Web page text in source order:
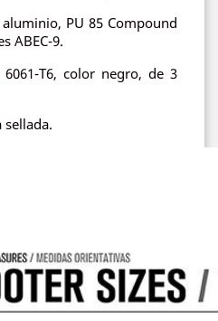
PU 85 Compound
ABEC-9.
T6, color negro, de 3